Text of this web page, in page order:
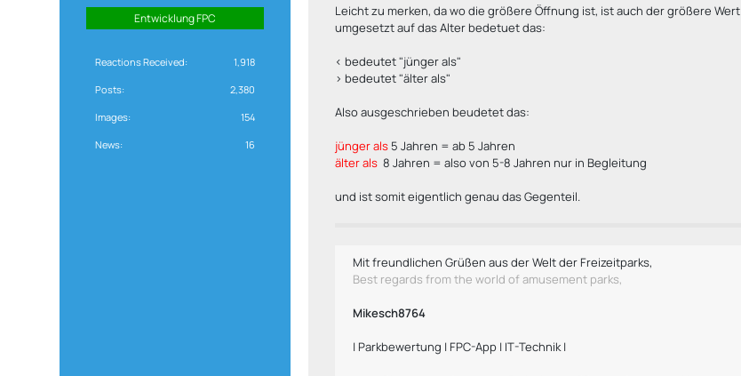
Entwicklung FPC
Reactions Received 1,918
Posts 2,380
Images 154
News 16
Leicht zu merken, da wo die größere Öffnung ist, ist auch der größere Wert
umgesetzt auf das Alter bedetuet das:
< bedeutet "jünger als"
> bedeutet "älter als"
Also ausgeschrieben beudetet das:
jünger als 5 Jahren = ab 5 Jahren
älter als 8 Jahren = also von 5-8 Jahren nur in Begleitung
und ist somit eigentlich genau das Gegenteil.
Mit freundlichen Grüßen aus der Welt der Freizeitparks,
Best regards from the world of amusement parks,
Mikesch8764
| Parkbewertung | FPC-App | IT-Technik |